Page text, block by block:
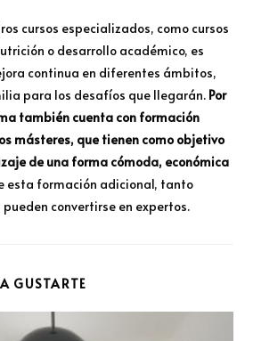
cursos especializados, como cursos
o desarrollo académico, es
continua en diferentes ámbitos,
para los desafíos que llegarán. Por
también cuenta con formación
másteres, que tienen como objetivo
de una forma cómoda, económica
esta formación adicional, tanto
convertirse en expertos.
GUSTARTE